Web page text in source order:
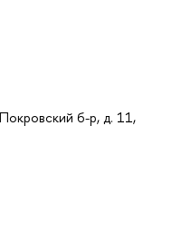
б-р, д. 11,